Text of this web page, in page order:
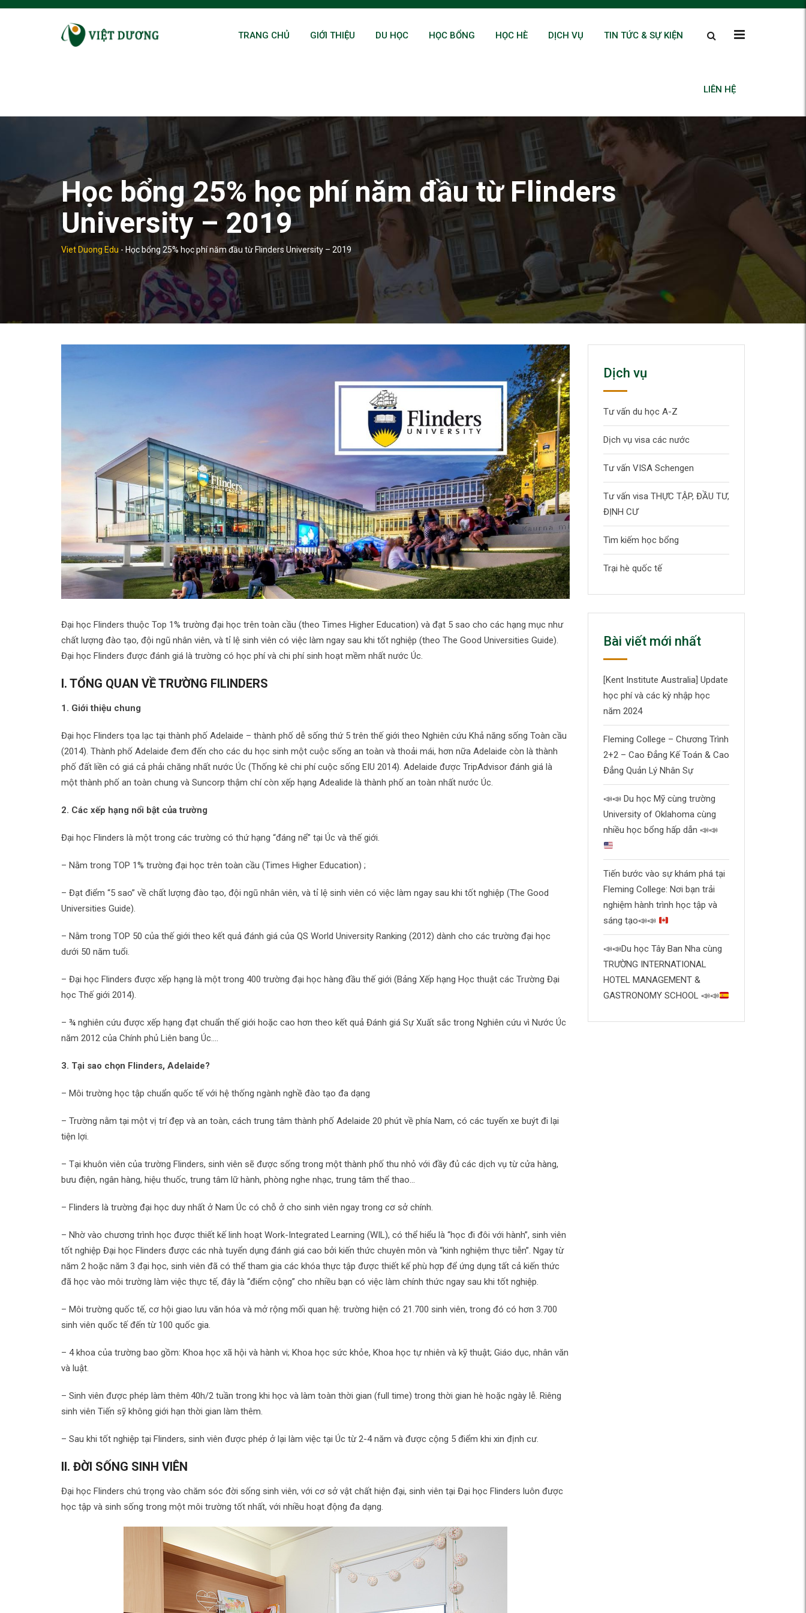
Skip
TRANG CHỦ GIỚI THIỆU DU HỌC HỌC BỔNG HỌC HÈ DỊCH VỤ TIN TỨC & SỰ KIỆN
LIÊN HỆ
Học bổng 25% học phí năm đầu từ Flinders
University – 2019
Viet Duong Edu - Học bổng 25% học phí năm đầu từ Flinders University – 2019
Đại học Flinders thuộc Top 1% trường đại học trên toàn cầu (theo Times Higher Education) và đạt 5 sao cho các hạng mục như
chất lượng đào tạo, đội ngũ nhân viên, và tỉ lệ sinh viên có việc làm ngay sau khi tốt nghiệp (theo The Good Universities Guide).
Đại học Flinders được đánh giá là trường có học phí và chi phí sinh hoạt mềm nhất nước Úc.
I. TỔNG QUAN VỀ TRƯỜNG FILINDERS
1. Giới thiệu chung
Đại học Flinders tọa lạc tại thành phố Adelaide – thành phố dễ sống thứ 5 trên thế giới theo Nghiên cứu Khả năng sống Toàn cầu
(2014). Thành phố Adelaide đem đến cho các du học sinh một cuộc sống an toàn và thoải mái, hơn nữa Adelaide còn là thành
phố đất liền có giá cả phải chăng nhất nước Úc (Thống kê chi phí cuộc sống EIU 2014). Adelaide được TripAdvisor đánh giá là
một thành phố an toàn chung và Suncorp thậm chí còn xếp hạng Adealide là thành phố an toàn nhất nước Úc.
2. Các xếp hạng nổi bật của trường
Đại học Flinders là một trong các trường có thứ hạng “đáng nể” tại Úc và thế giới.
– Nằm trong TOP 1% trường đại học trên toàn cầu (Times Higher Education) ;
– Đạt điểm “5 sao” về chất lượng đào tạo, đội ngũ nhân viên, và tỉ lệ sinh viên có việc làm ngay sau khi tốt nghiệp (The Good
Universities Guide).
– Nằm trong TOP 50 của thế giới theo kết quả đánh giá của QS World University Ranking (2012) dành cho các trường đại học
dưới 50 năm tuổi.
– Đại học Flinders được xếp hạng là một trong 400 trường đại học hàng đầu thế giới (Bảng Xếp hạng Học thuật các Trường Đại
học Thế giới 2014).
– ¾ nghiên cứu được xếp hạng đạt chuẩn thế giới hoặc cao hơn theo kết quả Đánh giá Sự Xuất sắc trong Nghiên cứu vì Nước Úc
năm 2012 của Chính phủ Liên bang Úc….
3. Tại sao chọn Flinders, Adelaide?
– Môi trường học tập chuẩn quốc tế với hệ thống ngành nghề đào tạo đa dạng
– Trường nằm tại một vị trí đẹp và an toàn, cách trung tâm thành phố Adelaide 20 phút về phía Nam, có các tuyến xe buýt đi lại
tiện lợi.
– Tại khuôn viên của trường Flinders, sinh viên sẽ được sống trong một thành phố thu nhỏ với đầy đủ các dịch vụ từ cửa hàng,
bưu điện, ngân hàng, hiệu thuốc, trung tâm lữ hành, phòng nghe nhạc, trung tâm thể thao…
– Flinders là trường đại học duy nhất ở Nam Úc có chỗ ở cho sinh viên ngay trong cơ sở chính.
– Nhờ vào chương trình học được thiết kế linh hoạt Work-Integrated Learning (WIL), có thể hiểu là “học đi đôi với hành”, sinh viên
tốt nghiệp Đại học Flinders được các nhà tuyển dụng đánh giá cao bởi kiến thức chuyên môn và “kinh nghiệm thực tiễn”. Ngay từ
năm 2 hoặc năm 3 đại học, sinh viên đã có thể tham gia các khóa thực tập được thiết kế phù hợp để ứng dụng tất cả kiến thức
đã học vào môi trường làm việc thực tế, đây là “điểm cộng” cho nhiều bạn có việc làm chính thức ngay sau khi tốt nghiệp.
– Môi trường quốc tế, cơ hội giao lưu văn hóa và mở rộng mối quan hệ: trường hiện có 21.700 sinh viên, trong đó có hơn 3.700
sinh viên quốc tế đến từ 100 quốc gia.
– 4 khoa của trường bao gồm: Khoa học xã hội và hành vi; Khoa học sức khỏe, Khoa học tự nhiên và kỹ thuật; Giáo dục, nhân văn
và luật.
– Sinh viên được phép làm thêm 40h/2 tuần trong khi học và làm toàn thời gian (full time) trong thời gian hè hoặc ngày lễ. Riêng
sinh viên Tiến sỹ không giới hạn thời gian làm thêm.
– Sau khi tốt nghiệp tại Flinders, sinh viên được phép ở lại làm việc tại Úc từ 2-4 năm và được cộng 5 điểm khi xin định cư.
II. ĐỜI SỐNG SINH VIÊN
Đại học Flinders chú trọng vào chăm sóc đời sống sinh viên, với cơ sở vật chất hiện đại, sinh viên tại Đại học Flinders luôn được
học tập và sinh sống trong một môi trường tốt nhất, với nhiều hoạt động đa dạng.
Dịch vụ
Tư vấn du học A-Z
Dịch vụ visa các nước
Tư vấn VISA Schengen
Tư vấn visa THỰC TẬP, ĐẦU TƯ,
ĐỊNH CƯ
Tìm kiếm học bổng
Trại hè quốc tế
Bài viết mới nhất
[Kent Institute Australia] Update
học phí và các kỳ nhập học
năm 2024
Fleming College – Chương Trình
2+2 – Cao Đẳng Kế Toán & Cao
Đẳng Quản Lý Nhân Sự
📣📣 Du học Mỹ cùng trường
University of Oklahoma cùng
nhiều học bổng hấp dẫn 📣📣
Tiến bước vào sự khám phá tại
Fleming College: Nơi bạn trải
nghiệm hành trình học tập và
sáng tạo📣📣
📣📣Du học Tây Ban Nha cùng
TRƯỜNG INTERNATIONAL
HOTEL MANAGEMENT &
GASTRONOMY SCHOOL 📣📣